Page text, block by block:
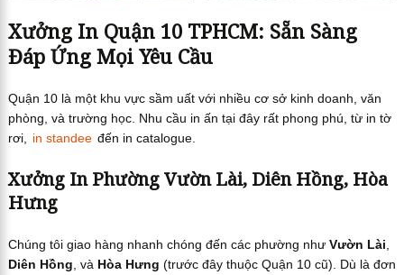
Xưởng In Quận 10 TPHCM: Sẵn Sàng
Đáp Ứng Mọi Yêu Cầu
Quận 10 là một khu vực sầm uất với nhiều cơ sở kinh doanh, văn
phòng, và trường học. Nhu cầu in ấn tại đây rất phong phú, từ in tờ
rơi,
in standee đến in catalogue.
Xưởng In Phường Vườn Lài, Diên Hồng, Hòa
Hưng
Chúng tôi giao hàng nhanh chóng đến các phường như Vườn Lài
Diên Hồng , và Hòa Hưng (trước đây thuộc Quận 10 cũ). Dù là đơn